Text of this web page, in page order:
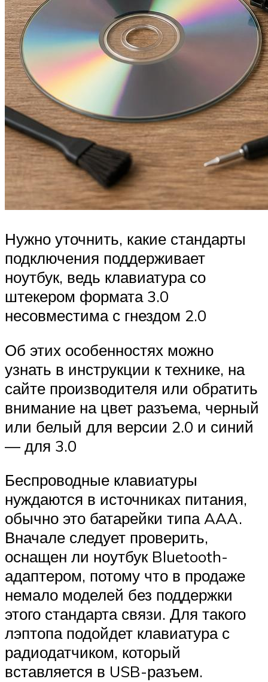
Нужно уточнить, какие стандарты
подключения поддерживает
ноутбук, ведь клавиатура со
штекером формата 3.0
несовместима с гнездом 2.0
Об этих особенностях можно
узнать в инструкции к технике, на
сайте производителя или обратить
внимание на цвет разъема, черный
или белый для версии 2.0 и синий
— для 3.0
Беспроводные клавиатуры
нуждаются в источниках питания,
обычно это батарейки типа AAA.
Вначале следует проверить,
оснащен ли ноутбук Bluetooth-
адаптером, потому что в продаже
немало моделей без поддержки
этого стандарта связи. Для такого
лэптопа подойдет клавиатура с
радиодатчиком, который
вставляется в USB-разъем.